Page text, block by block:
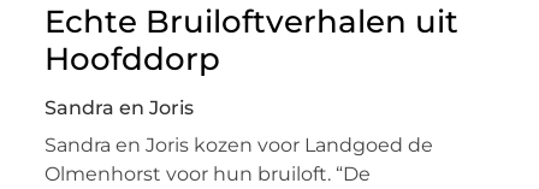
Echte Bruiloftverhalen uit
Hoofddorp
Sandra en Joris
Sandra en Joris kozen voor Landgoed de
Olmenhorst voor hun bruiloft. “De